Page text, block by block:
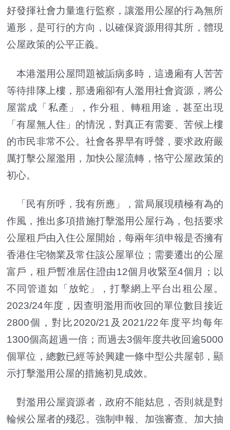
好發揮社會力量進行監察，讓濫用公屋的行為無所
遁形，是可行的方向，以確保資源用得其所，體現
公屋政策的公平正義。
本港濫用公屋問題被詬病多時，這邊廂有人苦苦
等待排隊上樓，那邊廂卻有人濫用社會資源，將公
屋當成「私產」，作分租、轉租用途，甚至出現
「有屋無人住」的情況，對真正有需要、苦候上樓
的市民非常不公。社會各界早有呼聲，要求政府嚴
厲打擊公屋濫用，加快公屋流轉，恪守公屋政策的
初心。
「民有所呼，我有所應」，當局展現積極有為的
作風，推出多項措施打擊濫用公屋行為，包括要求
公屋租戶由入住公屋開始，每兩年須申報是否擁有
香港住宅物業及常住該公屋單位；需要遷出的公屋
富戶，租戶暫准居住證由12個月收緊至4個月；以
不同管道如「放蛇」，打擊網上平台出租公屋。
2023/24年度，因查明濫用而收回的單位數目接近
2800個，對比2020/21及2021/22年度平均每年
1300個高超過一倍；而過去3個年度共收回逾5000
個單位，總數已經等於興建一條中型公共屋邨，顯
示打擊濫用公屋的措施初見成效。
對濫用公屋資源者，政府不能姑息，否則就是對
輪候公屋者的殘忍。強制申報、加強審查、加大抽